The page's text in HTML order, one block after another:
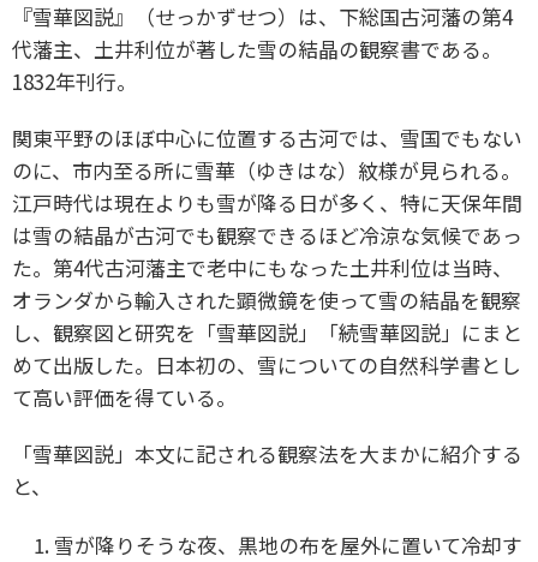
『雪華図説』（せっかずせつ）は、下総国古河藩の第4
代藩主、土井利位が著した雪の結晶の観察書である。
1832年刊行。
関東平野のほぼ中心に位置する古河では、雪国でもない
のに、市内至る所に雪華（ゆきはな）紋様が見られる。
江戸時代は現在よりも雪が降る日が多く、特に天保年間
は雪の結晶が古河でも観察できるほど冷涼な気候であっ
た。第4代古河藩主で老中にもなった土井利位は当時、
オランダから輸入された顕微鏡を使って雪の結晶を観察
し、観察図と研究を「雪華図説」「続雪華図説」にまと
めて出版した。日本初の、雪についての自然科学書とし
て高い評価を得ている。
「雪華図説」本文に記される観察法を大まかに紹介する
と、
雪が降りそうな夜、黒地の布を屋外に置いて冷却す